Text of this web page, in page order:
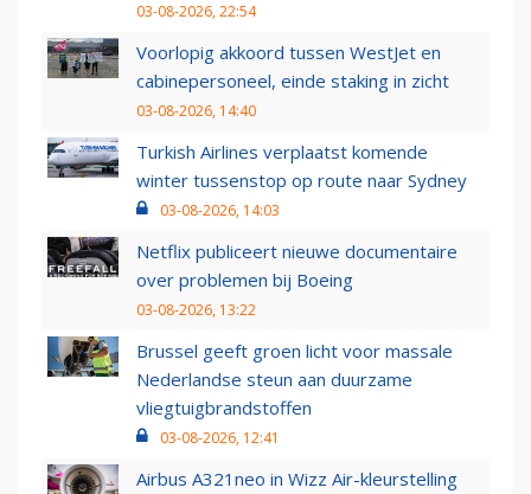
03-08-2026, 22:54
Voorlopig akkoord tussen WestJet en
cabinepersoneel, einde staking in zicht
03-08-2026, 14:40
Turkish Airlines verplaatst komende
winter tussenstop op route naar Sydney
03-08-2026, 14:03
Netflix publiceert nieuwe documentaire
over problemen bij Boeing
03-08-2026, 13:22
Brussel geeft groen licht voor massale
Nederlandse steun aan duurzame
vliegtuigbrandstoffen
03-08-2026, 12:41
Airbus A321neo in Wizz Air-kleurstelling